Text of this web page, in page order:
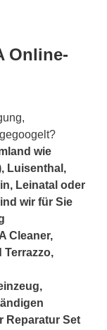
Online-
wie
Luisenthal,
Leinatal oder
wir für Sie
Cleaner,
Terrazzo,
Reparatur Set